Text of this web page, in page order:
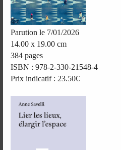
Parution le 7/01/2026
14.00 x 19.00 cm
384 pages
ISBN : 978-2-330-21548-4
Prix indicatif : 23.50€